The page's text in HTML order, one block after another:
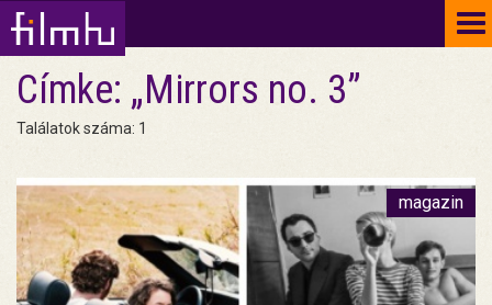
Címke: „Mirrors no. 3”
Találatok száma: 1
magazin